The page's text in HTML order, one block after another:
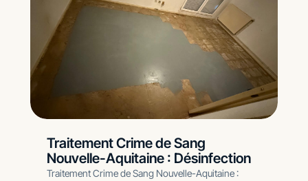
Traitement Crime de Sang
Nouvelle-Aquitaine : Désinfection
Traitement Crime de Sang Nouvelle-Aquitaine :